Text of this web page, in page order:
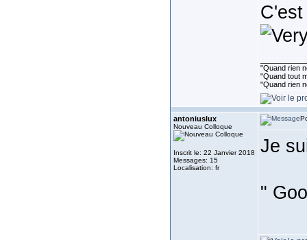
"Quand rien
"Quand tout
"Quand rien
antoniuslux
Nouveau Colloque
Inscrit le: 22 Janvier 2018
Messages: 15
Localisation: fr
Je
"